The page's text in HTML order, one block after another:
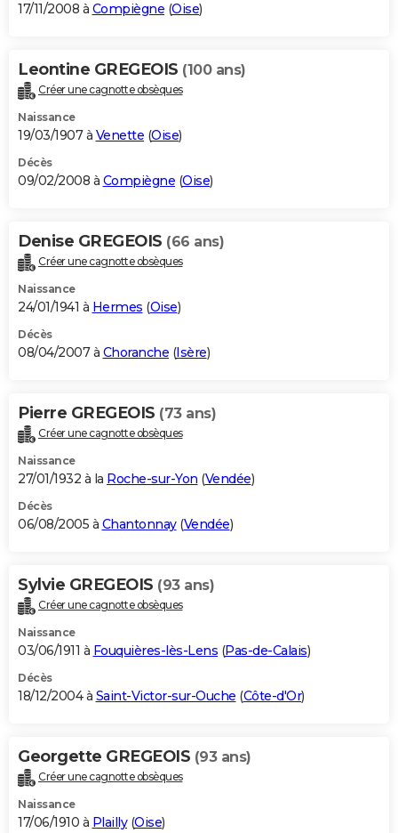
17/11/2008 à Compiègne (Oise)
Leontine GREGEOIS (100 ans)
Créer une cagnotte obsèques
Naissance
19/03/1907 à Venette (Oise)
Décès
09/02/2008 à Compiègne (Oise)
Denise GREGEOIS (66 ans)
Créer une cagnotte obsèques
Naissance
24/01/1941 à Hermes (Oise)
Décès
08/04/2007 à Choranche (Isère)
Pierre GREGEOIS (73 ans)
Créer une cagnotte obsèques
Naissance
27/01/1932 à la Roche-sur-Yon (Vendée)
Décès
06/08/2005 à Chantonnay(Vendée)
Sylvie GREGEOIS (93 ans)
Créer une cagnotte obsèques
Naissance
03/06/1911 à Fouquières-lès-Lens (Pas-de-Calais)
Décès
18/12/2004 à Saint-Victor-sur-Ouche (Côte-d'Or)
Georgette GREGEOIS (93 ans)
Créer une cagnotte obsèques
Naissance
17/06/1910 à Plailly(Oise)